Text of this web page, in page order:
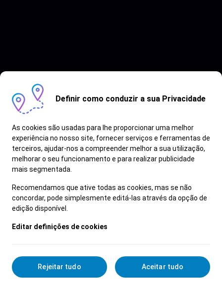
Vagas semelhantes
Definir como conduzir a sua Privacidade
As cookies são usadas para lhe proporcionar uma melhor
experiência no nosso site, fornecer serviços e ferramentas de
terceiros, ajudar-nos a compreender melhor a sua utilização,
melhorar o seu funcionamento e para realizar publicidade
mais segmentada.
Recomendamos que ative todas as cookies, mas se não
concordar, pode simplesmente editá-las através da opção de
edição disponível.
Editar definições de cookies
Rejeitar tudo Aceitar tudo